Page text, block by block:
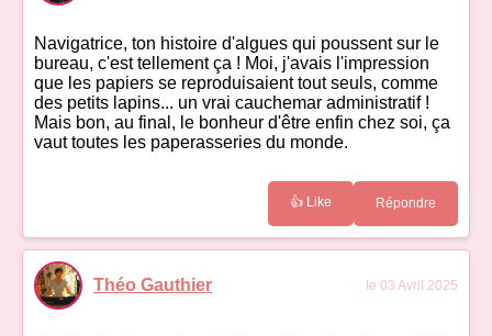
Navigatrice, ton histoire d'algues qui poussent sur le
bureau, c'est tellement ça ! Moi, j'avais l'impression
que les papiers se reproduisaient tout seuls, comme
des petits lapins... un vrai cauchemar administratif !
Mais bon, au final, le bonheur d'être enfin chez soi, ça
vaut toutes les paperasseries du monde.
👍 Like Répondre
Théo Gauthier le 03 Avril 2025